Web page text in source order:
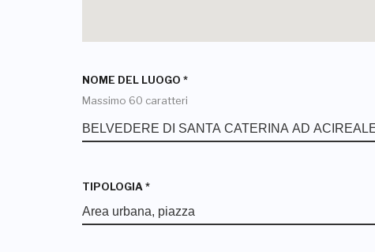
NOME DEL LUOGO *
Massimo 60 caratteri
TIPOLOGIA *